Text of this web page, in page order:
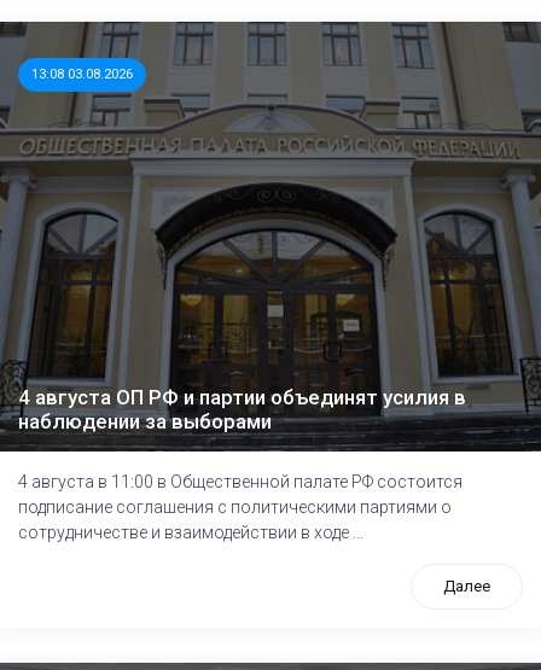
13:08 03.08.2026
4 августа ОП РФ и партии объединят усилия в
наблюдении за выборами
4 августа в 11:00 в Общественной палате РФ состоится
подписание соглашения с политическими партиями о
сотрудничестве и взаимодействии в ходе ...
Далее